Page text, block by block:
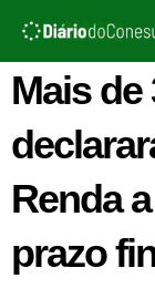
para
conteúdo
Mais de
Renda
prazo